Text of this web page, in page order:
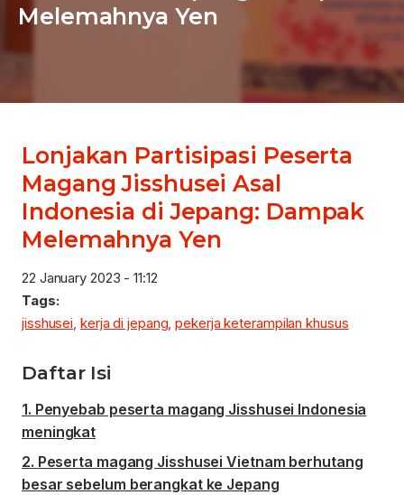
Melemahnya Yen
Lonjakan Partisipasi Peserta
Magang Jisshusei Asal
Indonesia di Jepang: Dampak
Melemahnya Yen
22 January 2023 - 11:12
Tags:
jisshusei, kerja di jepang,pekerja keterampilan khusus
Daftar Isi
Penyebab peserta magang Jisshusei Indonesia
meningkat
Peserta magang Jisshusei Vietnam berhutang
besar sebelum berangkat ke Jepang